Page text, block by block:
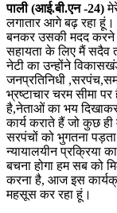
पाली (आई.बी.एन -24)
लगातार आगे बढ़ रहा हूं।
बनकर उसकी मदद
सहायता के लिए मैं सदैव
नेटी का उन्होंने
जनप्रतिनिधी
भ्रष्टाचार चरम सीमा
है,नेताओं का भय दिखाकर
कार्य कराते हैं जो कुछ ही
सरपंचों को भुगतना
न्यायालयीन प्रक्रिया
बचना होगा हम सब को
करना है, आज इस
महसूस कर रहा हूं।